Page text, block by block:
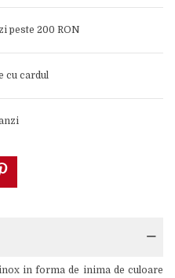
peste 200 RON
cu cardul
in forma de inima de culoare